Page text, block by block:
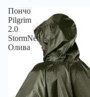
Пончо
Pilgrim
2.0
StormNet
Олива